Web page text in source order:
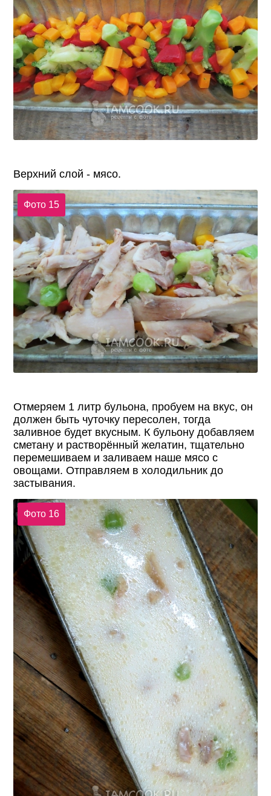
Верхний слой - мясо.
Фото 15
Отмеряем 1 литр бульона, пробуем на вкус, он
должен быть чуточку пересолен, тогда
заливное будет вкусным. К бульону добавляем
сметану и растворённый желатин, тщательно
перемешиваем и заливаем наше мясо с
овощами. Отправляем в холодильник до
застывания.
Фото 16